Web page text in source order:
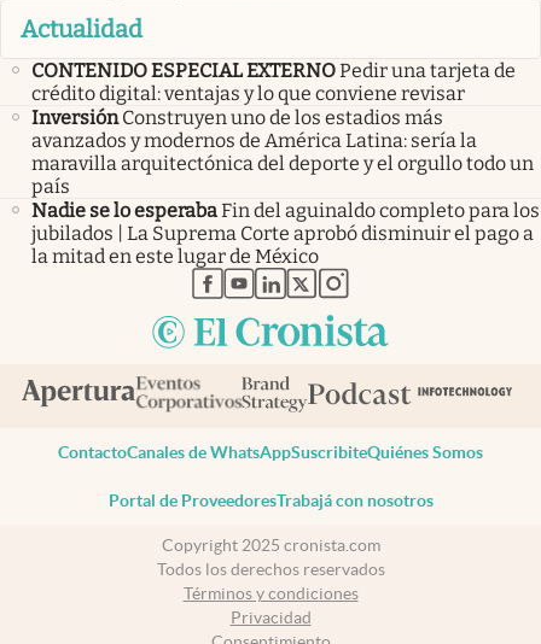
Actualidad
CONTENIDO ESPECIAL EXTERNOPedir una tarjeta de
crédito digital: ventajas y lo que conviene revisar
Inversión Construyen uno de los estadios más
avanzados y modernos de América Latina: sería la
maravilla arquitectónica del deporte y el orgullo todo un
país
Nadie se lo esperabaFin del aguinaldo completo para los
jubilados | La Suprema Corte aprobó disminuir el pago a
la mitad en este lugar de México
abre en nueva pestaña
abre en nueva pestaña
abre en nueva pestaña
abre en nueva pestaña
abre en nueva pestaña
ContactoCanales de WhatsAppSuscribiteQuiénes Somos
Portal de ProveedoresTrabajá con nosotros
Copyright 2025 cronista.com
Todos los derechos reservados
Términos y condiciones
Privacidad